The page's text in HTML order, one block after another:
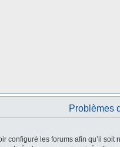
Problèmes
configuré les forums afin qu’il